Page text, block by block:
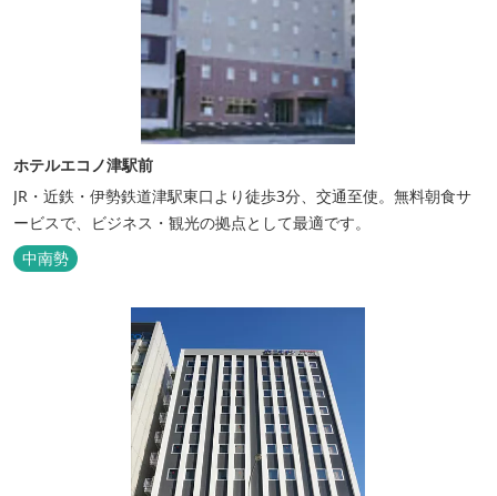
ホテルエコノ津駅前
JR・近鉄・伊勢鉄道津駅東口より徒歩3分、交通至使。無料朝食サ
ービスで、ビジネス・観光の拠点として最適です。
中南勢